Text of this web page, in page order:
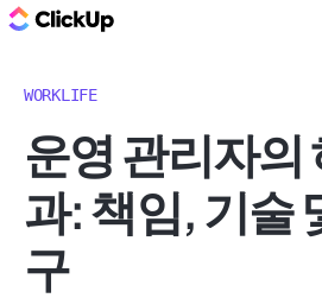
WORKLIFE
운영 관리자의
과: 책임, 기술
구